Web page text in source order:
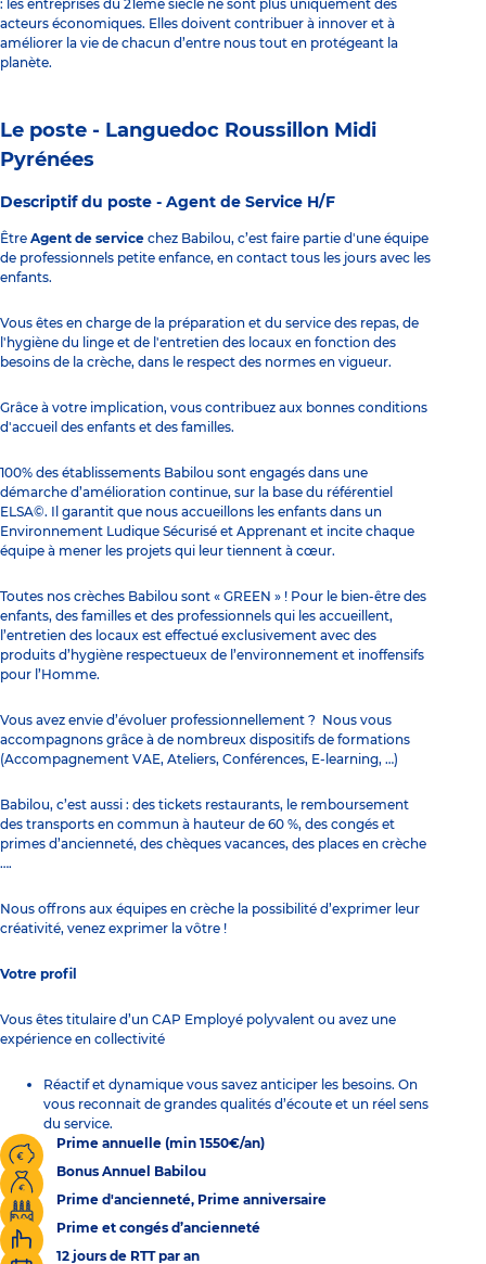
: les entreprises du 21ème siècle ne sont plus uniquement des
acteurs économiques. Elles doivent contribuer à innover et à
améliorer la vie de chacun d’entre nous tout en protégeant la
planète.
Le poste - Languedoc Roussillon Midi
Pyrénées
Descriptif du poste - Agent de Service H/F
Être Agent de service chez Babilou, c’est faire partie d'une équipe
de professionnels petite enfance, en contact tous les jours avec les
enfants.
Vous êtes en charge de la préparation et du service des repas, de
l'hygiène du linge et de l'entretien des locaux en fonction des
besoins de la crèche, dans le respect des normes en vigueur.
Grâce à votre implication, vous contribuez aux bonnes conditions
d'accueil des enfants et des familles.
100% des établissements Babilou sont engagés dans une
démarche d’amélioration continue, sur la base du référentiel
ELSA©. Il garantit que nous accueillons les enfants dans un
Environnement Ludique Sécurisé et Apprenant et incite chaque
équipe à mener les projets qui leur tiennent à cœur.
Toutes nos crèches Babilou sont « GREEN » ! Pour le bien-être des
enfants, des familles et des professionnels qui les accueillent,
l’entretien des locaux est effectué exclusivement avec des
produits d’hygiène respectueux de l’environnement et inoffensifs
pour l’Homme.
Vous avez envie d’évoluer professionnellement ? Nous vous
accompagnons grâce à de nombreux dispositifs de formations
(Accompagnement VAE, Ateliers, Conférences, E-learning, …)
Babilou, c’est aussi : des tickets restaurants, le remboursement
des transports en commun à hauteur de 60 %, des congés et
primes d’ancienneté, des chèques vacances, des places en crèche
….
Nous offrons aux équipes en crèche la possibilité d’exprimer leur
créativité, venez exprimer la vôtre !
Votre profil
Vous êtes titulaire d’un CAP Employé polyvalent ou avez une
expérience en collectivité
Réactif et dynamique vous savez anticiper les besoins. On
vous reconnait de grandes qualités d’écoute et un réel sens
du service.
Prime annuelle (min 1550€/an)
Bonus Annuel Babilou
Prime d'ancienneté, Prime anniversaire
Prime et congés d’ancienneté
12 jours de RTT par an